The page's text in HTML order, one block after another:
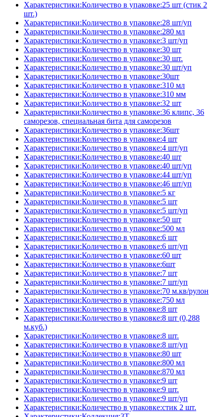
Характеристики:Количество в упаковке:25 шт (стик 2
шт.)
Характеристики:Количество в упаковке:28 шт/уп
Характеристики:Количество в упаковке:280 мл
Характеристики:Количество в упаковке:3 шт/уп
Характеристики:Количество в упаковке:30 шт
Характеристики:Количество в упаковке:30 шт.
Характеристики:Количество в упаковке:30 шт/уп
Характеристики:Количество в упаковке:30шт
Характеристики:Количество в упаковке:310 мл
Характеристики:Количество в упаковке:310 мм
Характеристики:Количество в упаковке:32 шт
Характеристики:Количество в упаковке:36 клипс, 36
саморезов, специальная бита для саморезов
Характеристики:Количество в упаковке:36шт
Характеристики:Количество в упаковке:4 шт
Характеристики:Количество в упаковке:4 шт/уп
Характеристики:Количество в упаковке:40 шт
Характеристики:Количество в упаковке:40 шт/уп
Характеристики:Количество в упаковке:44 шт/уп
Характеристики:Количество в упаковке:46 шт/уп
Характеристики:Количество в упаковке:5 кг
Характеристики:Количество в упаковке:5 шт
Характеристики:Количество в упаковке:5 шт/уп
Характеристики:Количество в упаковке:50 шт
Характеристики:Количество в упаковке:500 мл
Характеристики:Количество в упаковке:6 шт
Характеристики:Количество в упаковке:6 шт/уп
Характеристики:Количество в упаковке:60 шт
Характеристики:Количество в упаковке:6шт
Характеристики:Количество в упаковке:7 шт
Характеристики:Количество в упаковке:7 шт/уп
Характеристики:Количество в упаковке:70 м.кв/рулон
Характеристики:Количество в упаковке:750 мл
Характеристики:Количество в упаковке:8 шт
Характеристики:Количество в упаковке:8 шт (0,288
м.куб.)
Характеристики:Количество в упаковке:8 шт.
Характеристики:Количество в упаковке:8 шт/уп
Характеристики:Количество в упаковке:80 шт
Характеристики:Количество в упаковке:800 мл
Характеристики:Количество в упаковке:870 мл
Характеристики:Количество в упаковке:9 шт
Характеристики:Количество в упаковке:9 шт.
Характеристики:Количество в упаковке:9 шт/уп
Характеристики:Количество в упаковке:стик 2 шт.